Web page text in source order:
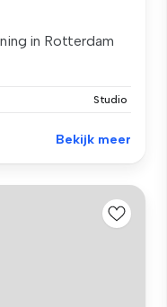
in Rotterdam
Studio
Bekijk meer